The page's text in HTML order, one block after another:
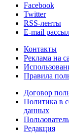
Facebook
Twitter
RSS-ленты
E-mail
Контакты
Реклама на
Правила
Договор
Политика в
данных
Редакция